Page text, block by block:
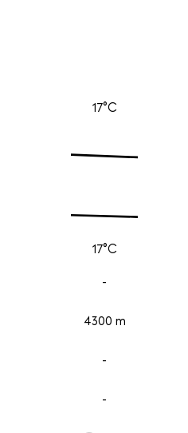
17°C
17°C
-
4300 m
-
-